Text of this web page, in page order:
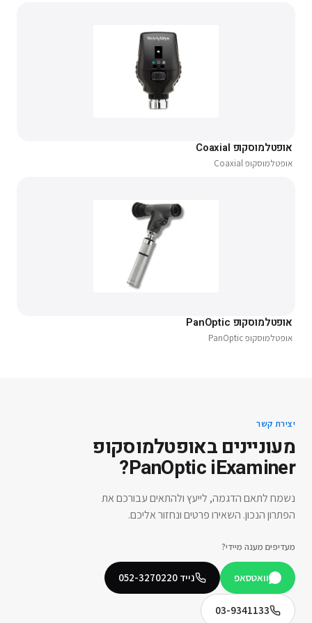
אופטלמוסקופ Coaxial
אופטלמוסקופ Coaxial
אופטלמוסקופ PanOptic
אופטלמוסקופ PanOptic
יצירת קשר
מעוניינים באופטלמוסקופ
PanOptic iExaminer
?
נשמח לתאם הדגמה, לייעץ ולהתאים עבורכם את
הפתרון הנכון. השאירו פרטים ונחזור אליכם.
מעדיפים מענה מיידי?
וואטסאפ נייד052-3270220
03-9341133